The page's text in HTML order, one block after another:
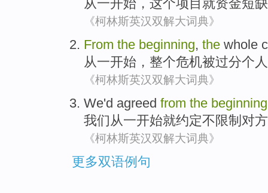
从一开始， 这个项目 就资金短
《柯林斯英汉双解大词典》
From the beginning, the whole
从一开始， 整个危机被过分个
《柯林斯英汉双解大词典》
We'd agreed from the beginning
我们 从一开始就约定不限制 对
《柯林斯英汉双解大词典》
更多双语例句